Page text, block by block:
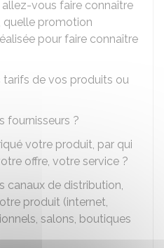
vous faire connaître
quelle promotion
pour faire connaître
tarifs de vos produits ou
fournisseurs ?
votre produit, par qui
offre, votre service ?
canaux de distribution,
produit (internet,
salons, boutiques